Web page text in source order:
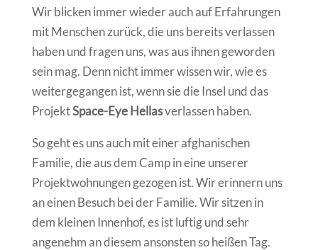
Wir blicken immer wieder auch auf Erfahrungen
mit Menschen zurück, die uns bereits verlassen
haben und fragen uns, was aus ihnen geworden
sein mag. Denn nicht immer wissen wir, wie es
weitergegangen ist, wenn sie die Insel und das
ProjektSpace-Eye Hellasverlassen haben.
So geht es uns auch mit einer afghanischen
Familie, die aus dem Camp in eine unserer
Projektwohnungen gezogen ist. Wir erinnern uns
an einen Besuch bei der Familie. Wir sitzen in
dem kleinen Innenhof, es ist luftig und sehr
angenehm an diesem ansonsten so heißen Tag.